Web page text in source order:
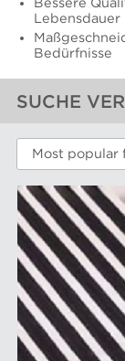
Bessere
Lebensdauer
Bedürfnisse
SUCHE
Refiner-
WEITERE
Filterelemente
Refiner-
Siebbleche
Siebkörbe
Sortierer-
AFT-MARKEN
Aikawa-
Finebar-Mahlung
Max-Sortierung
MÄRKTE
Chemiefasern
Most popular